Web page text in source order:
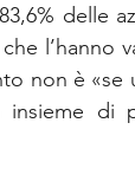
delle
l’hanno
non è «se
insieme di